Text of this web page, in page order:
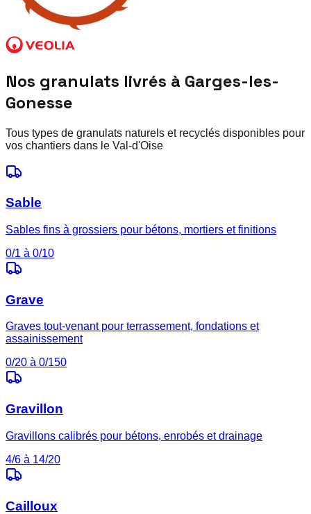
Nos granulats livrés à Garges-les-
Gonesse
Tous types de granulats naturels et recyclés disponibles pour
vos chantiers dans le Val-d'Oise
Sable
Sables fins à grossiers pour bétons, mortiers et finitions
0/1 à 0/10
Grave
Graves tout-venant pour terrassement, fondations et
assainissement
0/20 à 0/150
Gravillon
Gravillons calibrés pour bétons, enrobés et drainage
4/6 à 14/20
Cailloux